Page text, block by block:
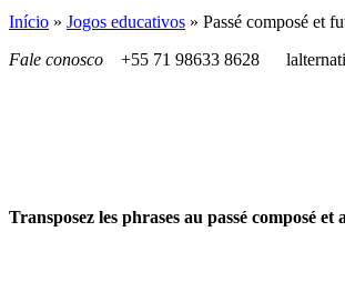
Início » Jogos educativos » Passé composé et
Fale conosco
+55 71 98633 8628
Transposez les phrases au passé composé